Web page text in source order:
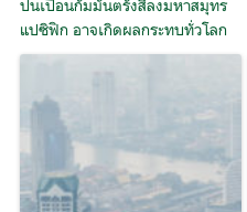
ปนเปื้อนกัมมันตรังสีลงมหาสมุทร
แปซิฟิก อาจเกิดผลกระทบทั่วโลก